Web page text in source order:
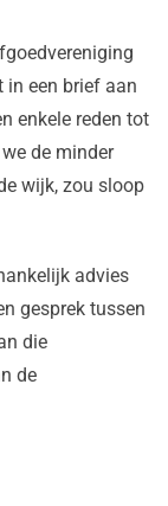
in een brief aan
enkele reden tot
de minder
wijk, zou sloop
advies
gesprek tussen
die
de